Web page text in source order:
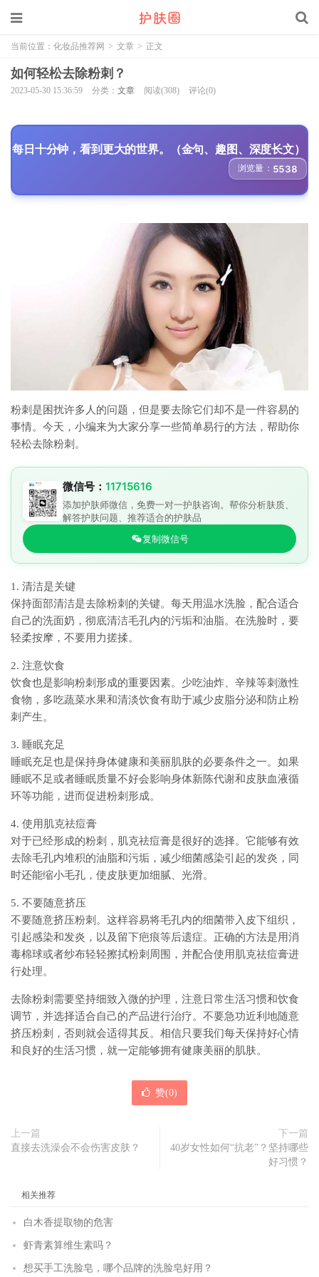
当前位置： 化妆品推荐网 > 文章 > 正文
如何轻松去除粉刺？
2023-05-30 15:36:59 分类： 文章 阅读(308) 评论(0)
每日十分钟，看到更大的世界。（金句、趣图、深度长文）
浏览量： 5538
粉刺是困扰许多人的问题，但是要去除它们却不是一件容易的
事情。今天，小编来为大家分享一些简单易行的方法，帮助你
轻松去除粉刺。
微信号： 11715616
添加护肤师微信，免费一对一护肤咨询。帮你分析肤质、
解答护肤问题、推荐适合的护肤品
复制微信号
1. 清洁是关键
保持面部清洁是去除粉刺的关键。每天用温水洗脸，配合适合
自己的洗面奶，彻底清洁毛孔内的污垢和油脂。在洗脸时，要
轻柔按摩，不要用力搓揉。
2. 注意饮食
饮食也是影响粉刺形成的重要因素。少吃油炸、辛辣等刺激性
食物，多吃蔬菜水果和清淡饮食有助于减少皮脂分泌和防止粉
刺产生。
3. 睡眠充足
睡眠充足也是保持身体健康和美丽肌肤的必要条件之一。如果
睡眠不足或者睡眠质量不好会影响身体新陈代谢和皮肤血液循
环等功能，进而促进粉刺形成。
4. 使用肌克祛痘膏
对于已经形成的粉刺，肌克祛痘膏是很好的选择。它能够有效
去除毛孔内堆积的油脂和污垢，减少细菌感染引起的发炎，同
时还能缩小毛孔，使皮肤更加细腻、光滑。
5. 不要随意挤压
不要随意挤压粉刺。这样容易将毛孔内的细菌带入皮下组织，
引起感染和发炎，以及留下疤痕等后遗症。正确的方法是用消
毒棉球或者纱布轻轻擦拭粉刺周围，并配合使用肌克祛痘膏进
行处理。
去除粉刺需要坚持细致入微的护理，注意日常生活习惯和饮食
调节，并选择适合自己的产品进行治疗。不要急功近利地随意
挤压粉刺，否则就会适得其反。相信只要我们每天保持好心情
和良好的生活习惯，就一定能够拥有健康美丽的肌肤。
赞(0)
上一篇
直接去洗澡会不会伤害皮肤？
下一篇
40岁女性如何“抗老”？坚持哪些
好习惯？
相关推荐
白木香提取物的危害
虾青素算维生素吗？
想买手工洗脸皂，哪个品牌的洗脸皂好用？